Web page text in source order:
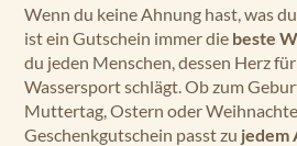
Wenn du keine Ahnung hast, was
ist ein Gutschein immer die beste
du jeden Menschen, dessen Herz
Wassersport schlägt. Ob zum
Muttertag, Ostern oder
Geschenkgutschein passt zu jedem